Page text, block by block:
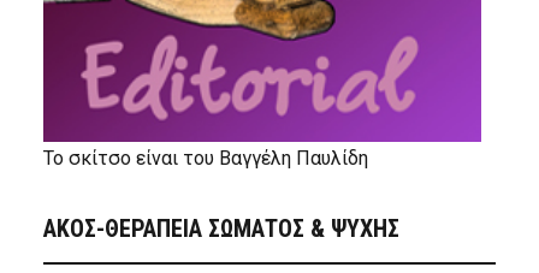
Το σκίτσο είναι του Βαγγέλη Παυλίδη
ΑΚΟΣ-ΘΕΡΑΠΕΙΑ ΣΩΜΑΤΟΣ & ΨΥΧΗΣ